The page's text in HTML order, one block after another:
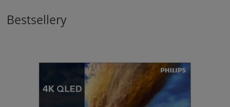
Bestsellery